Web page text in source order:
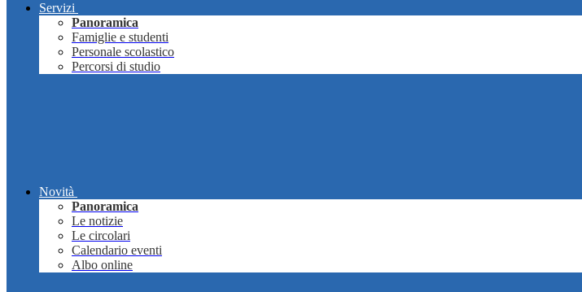
Servizi
Panoramica
Famiglie e studenti
Personale scolastico
Percorsi di studio
Novità
Panoramica
Le notizie
Le circolari
Calendario eventi
Albo online